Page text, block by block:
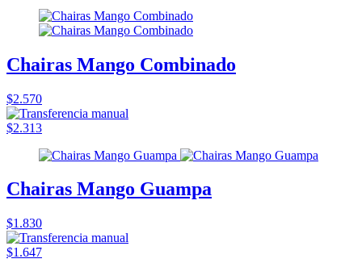
Chairas Mango Combinado
$2.570
$2.313
Chairas Mango Guampa
$1.830
$1.647